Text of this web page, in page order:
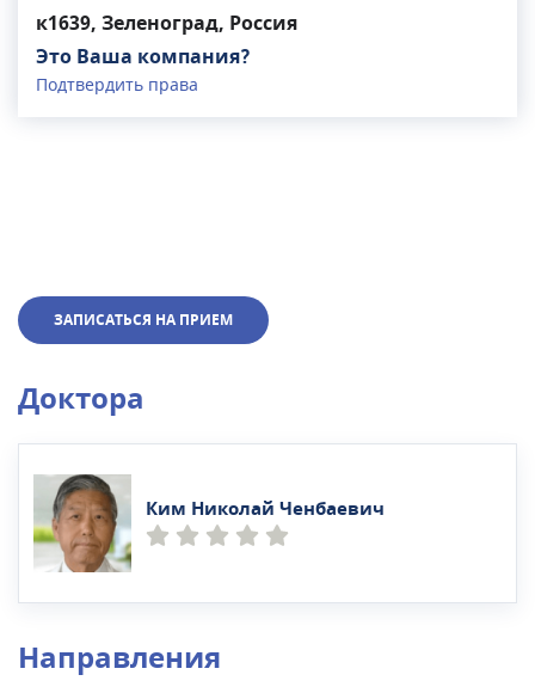
к1639, Зеленоград, Россия
Это Ваша компания?
Подтвердить права
ЗАПИСАТЬСЯ НА ПРИЕМ
Доктора
Ким Николай Ченбаевич
Направления